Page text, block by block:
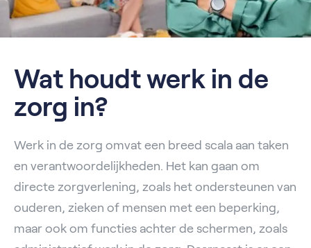
Wat houdt werk in de
zorg in?
Werk in de zorg omvat een breed scala aan taken
en verantwoordelijkheden. Het kan gaan om
directe zorgverlening, zoals het ondersteunen van
ouderen, zieken of mensen met een beperking,
maar ook om functies achter de schermen, zoals